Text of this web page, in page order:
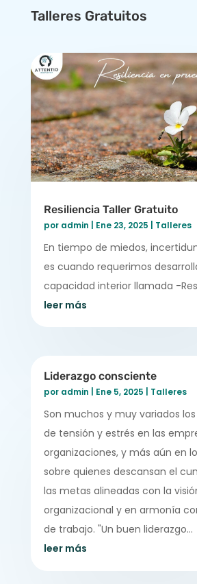
Talleres Gratuitos
Resiliencia Taller Gratuito
por admin Ene 23, 2025 Talleres
En tiempo de miedos,
es cuando requerimos
capacidad interior llamada -
leer más
Liderazgo consciente
por admin Ene 5, 2025 Talleres
Son muchos y muy variados
de tensión y estrés en las
organizaciones, y más aún en
sobre quienes descansan el
las metas alineadas con la
organizacional y en armonía
de trabajo. "Un buen liderazgo...
leer más